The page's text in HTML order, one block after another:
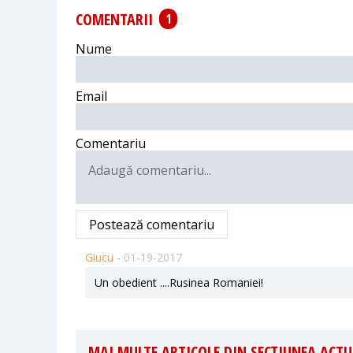
COMENTARII
1
Nume
Email
Comentariu
Postează comentariu
Giucu - 01-19-2017
Un obedient ....Rusinea Romaniei!